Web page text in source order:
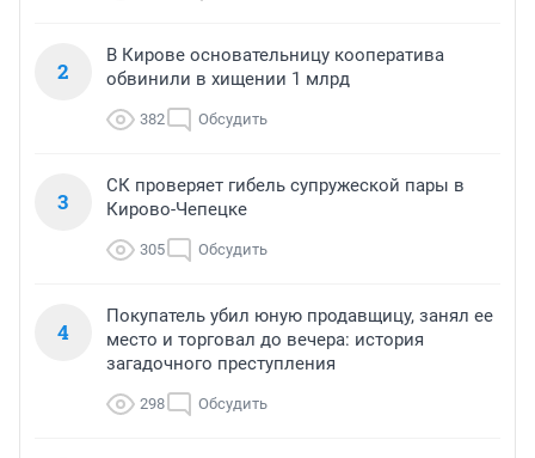
2
В Кирове основательницу кооператива
обвинили в хищении 1 млрд
382 Обсудить
3
СК проверяет гибель супружеской пары в
Кирово-Чепецке
305 Обсудить
4
Покупатель убил юную продавщицу, занял ее
место и торговал до вечера: история
загадочного преступления
298 Обсудить